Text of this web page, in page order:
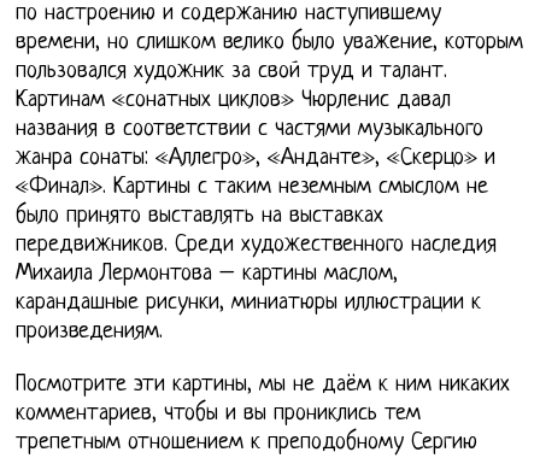
по настроению и содержанию наступившему
времени, но слишком велико было уважение, которым
пользовался художник за свой труд и талант.
Картинам «сонатных циклов» Чюрленис давал
названия в соответствии с частями музыкального
жанра сонаты: «Аллегро», «Анданте», «Скерцо» и
«Финал». Картины с таким неземным смыслом не
было принято выставлять на выставках
передвижников. Среди художественного наследия
Михаила Лермонтова – картины маслом,
карандашные рисунки, миниатюры иллюстрации к
произведениям.
Посмотрите эти картины, мы не даём к ним никаких
комментариев, чтобы и вы прониклись тем
трепетным отношением к преподобному Сергию